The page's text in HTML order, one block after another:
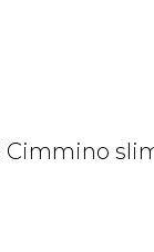
Cimmino